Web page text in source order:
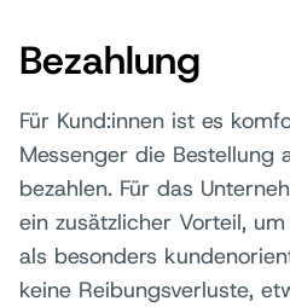
Bezahlung
Für Kund:innen ist es
Messenger die Bestellung
bezahlen. Für das
ein zusätzlicher Vorteil,
als besonders
keine Reibungsverluste,